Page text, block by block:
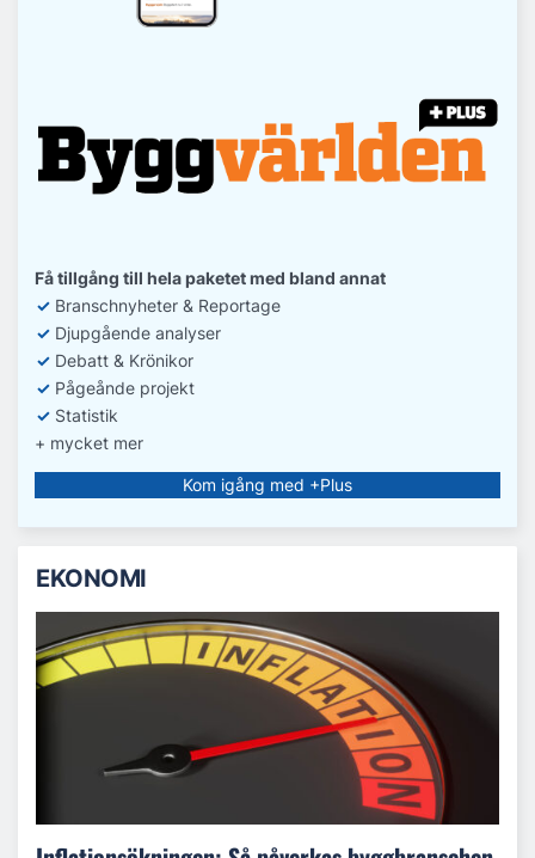
Få tillgång till hela paketet med bland annat
✓ Branschnyheter & Reportage
✓ Djupgående analyser
✓ Debatt & Krönikor
✓ Pågeånde projekt
✓ Statistik
+ mycket mer
Kom igång med +Plus
EKONOMI